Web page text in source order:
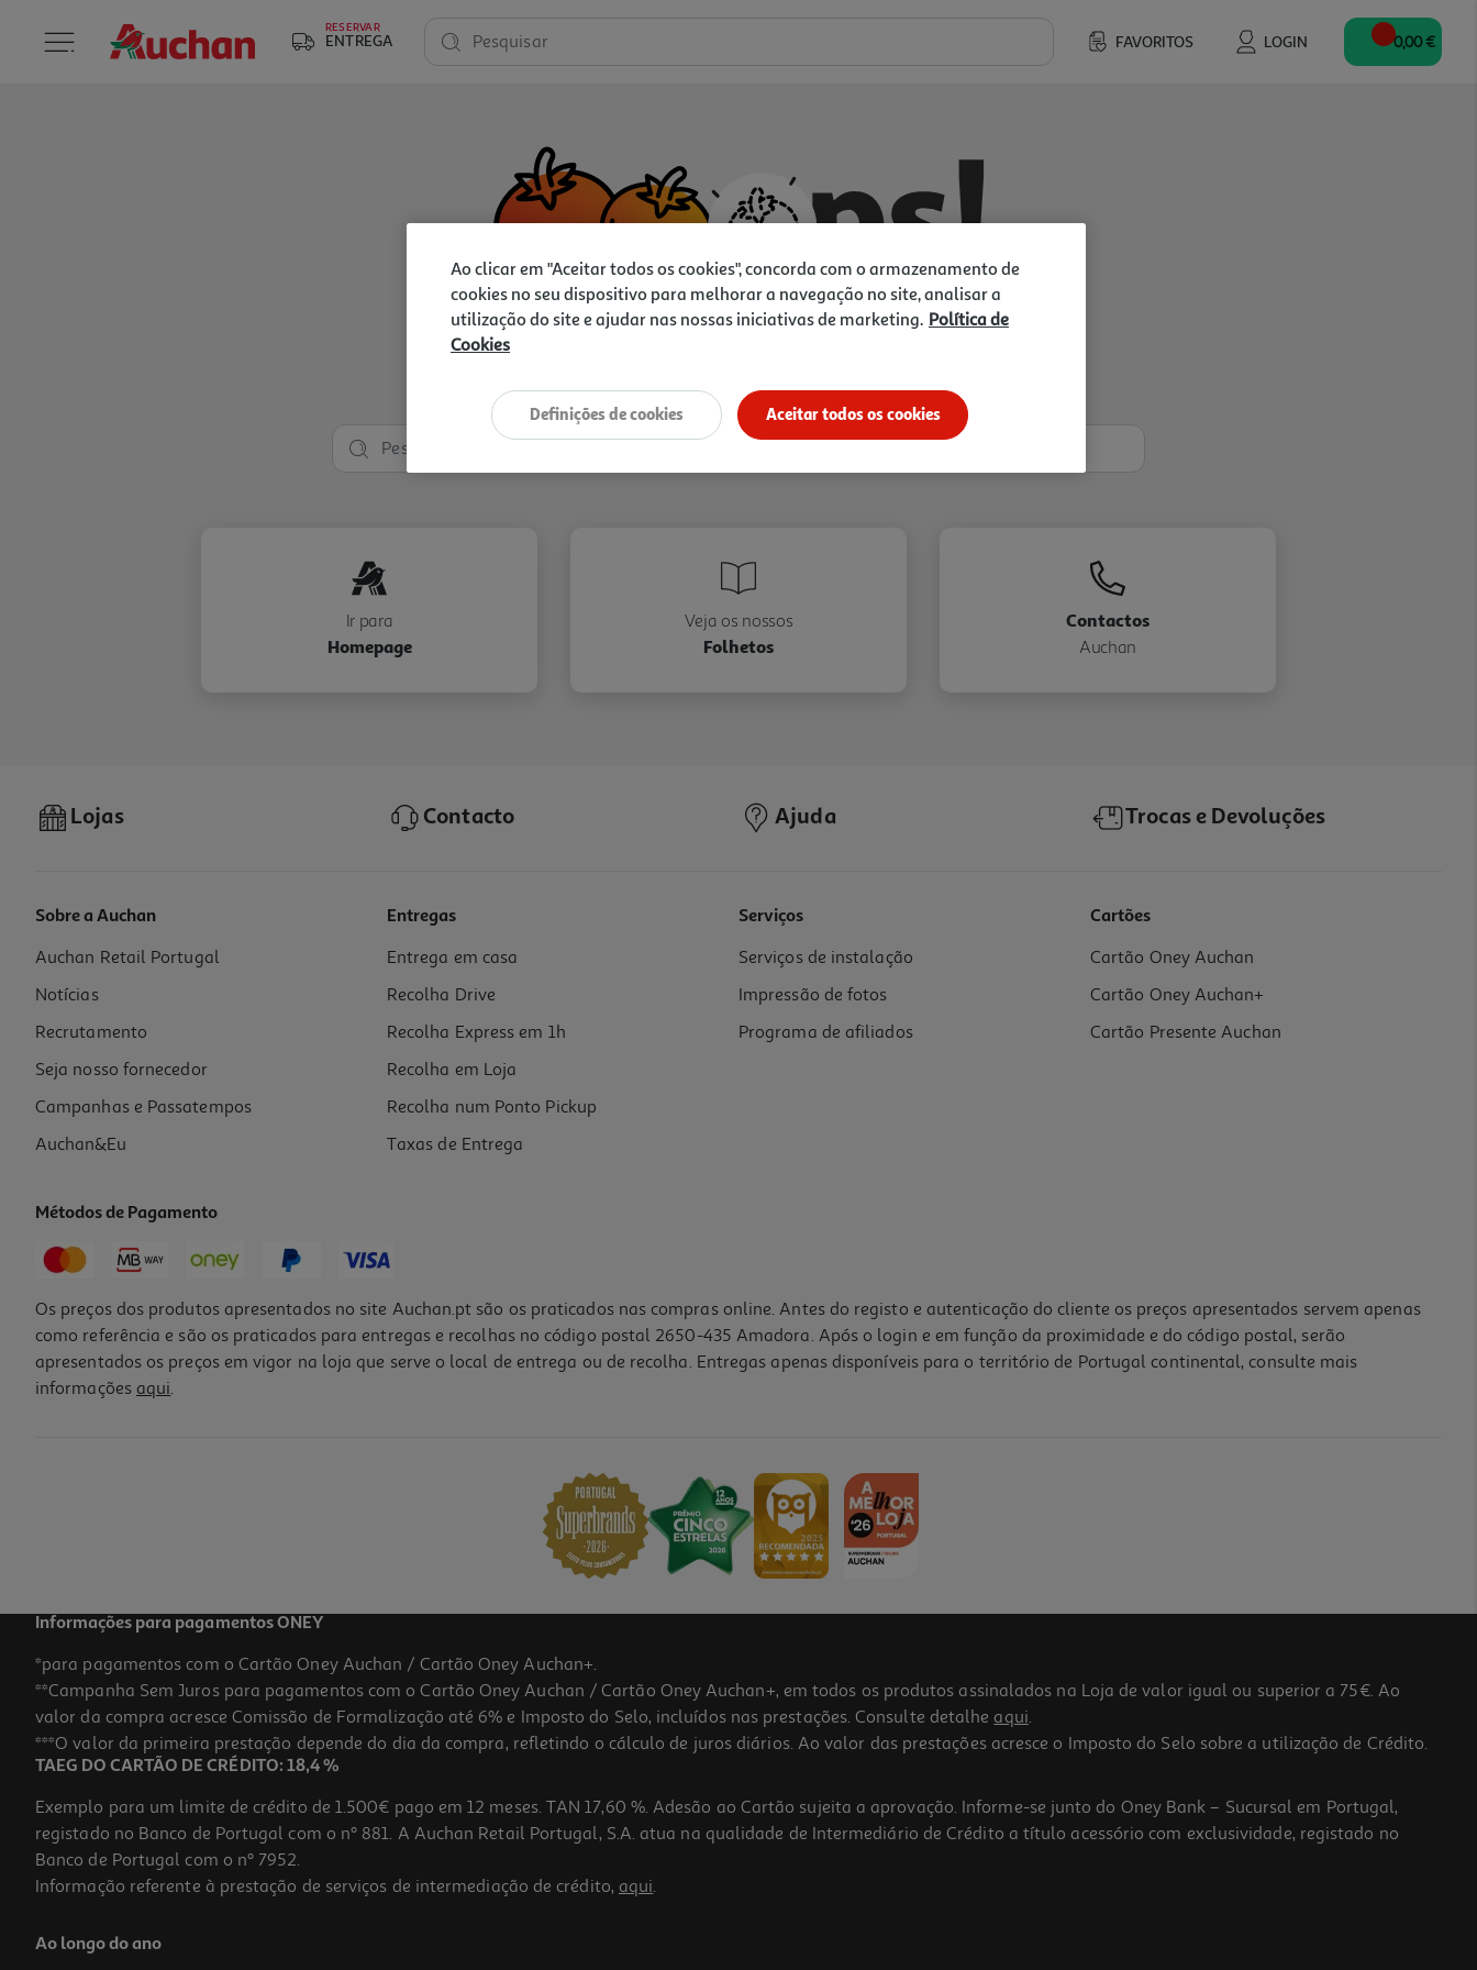
RESERVAR
ENTREGA FAVORITOS LOGIN
Pesquisar 0,00 €
Vamos tentar de novo?
Ir para
Homepage
Veja os nossos
Folhetos
Contactos
Auchan
Lojas Contacto Ajuda Trocas e Devoluções
Sobre a Auchan
Auchan Retail Portugal
Notícias
Recrutamento
Seja nosso fornecedor
Campanhas e Passatempos
Auchan&Eu
Entregas
Entrega em casa
Recolha Drive
Recolha Express em 1h
Recolha em Loja
Recolha num Ponto Pickup
Taxas de Entrega
Serviços
Serviços de instalação
Impressão de fotos
Programa de afiliados
Cartões
Cartão Oney Auchan
Cartão Oney Auchan+
Cartão Presente Auchan
Métodos de Pagamento
Os preços dos produtos apresentados no site Auchan.pt são os praticados nas compras online. Antes do registo e autenticação do cliente os preços apresentados servem apenas
como referência e são os praticados para entregas e recolhas no código postal 2650-435 Amadora. Após o login e em função da proximidade e do código postal, serão
apresentados os preços em vigor na loja que serve o local de entrega ou de recolha. Entregas apenas disponíveis para o território de Portugal continental, consulte mais
informações aqui.
Informações para pagamentos ONEY
*para pagamentos com o Cartão Oney Auchan / Cartão Oney Auchan+.
**Campanha Sem Juros para pagamentos com o Cartão Oney Auchan / Cartão Oney Auchan+, em todos os produtos assinalados na Loja de valor igual ou superior a 75€. Ao
valor da compra acresce Comissão de Formalização até 6% e Imposto do Selo, incluídos nas prestações. Consulte detalhe aqui.
***O valor da primeira prestação depende do dia da compra, refletindo o cálculo de juros diários. Ao valor das prestações acresce o Imposto do Selo sobre a utilização de Crédito.
TAEG DO CARTÃO DE CRÉDITO: 18,4 %
Exemplo para um limite de crédito de 1.500€ pago em 12 meses. TAN 17,60 %. Adesão ao Cartão sujeita a aprovação. Informe-se junto do Oney Bank – Sucursal em Portugal,
registado no Banco de Portugal com o nº 881. A Auchan Retail Portugal, S.A. atua na qualidade de Intermediário de Crédito a título acessório com exclusividade, registado no
Banco de Portugal com o nº 7952.
Informação referente à prestação de serviços de intermediação de crédito, aqui.
Ao longo do ano
Ao clicar em "Aceitar todos os cookies", concorda com o armazenamento de
cookies no seu dispositivo para melhorar a navegação no site, analisar a
utilização do site e ajudar nas nossas iniciativas de marketing. Política de
Cookies
Aceitar todos os cookies
Definições de cookies